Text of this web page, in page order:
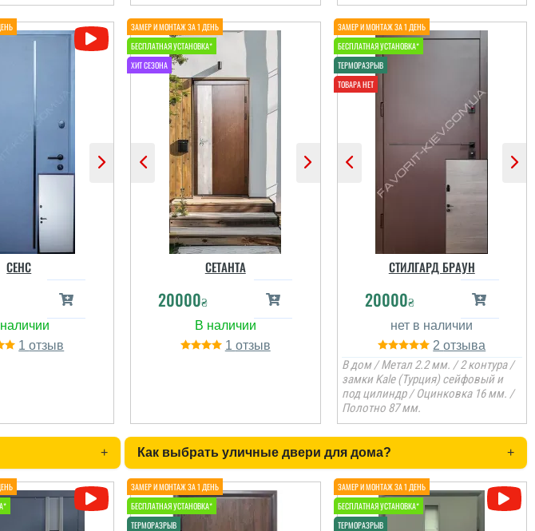
СЕНС
1
СЕТАНТА
20000₴
1
СТИЛГАРД БРАУН
20000₴
2
В дом / Метал 2.2 мм. / 2 контура /
замки Kale (Турция) сейфовый и
под цилиндр / Оцинковка 16 мм. /
Полотно 87 мм.
+ Как выбрать уличные двери для дома? +